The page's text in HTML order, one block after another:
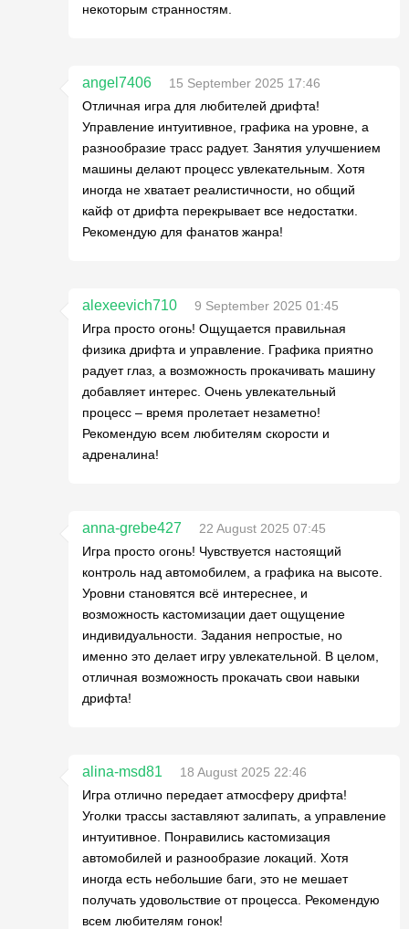
некоторым странностям.
angel7406
15 September 2025 17:46
Отличная игра для любителей дрифта!
Управление интуитивное, графика на уровне, а
разнообразие трасс радует. Занятия улучшением
машины делают процесс увлекательным. Хотя
иногда не хватает реалистичности, но общий
кайф от дрифта перекрывает все недостатки.
Рекомендую для фанатов жанра!
alexeevich710
9 September 2025 01:45
Игра просто огонь! Ощущается правильная
физика дрифта и управление. Графика приятно
радует глаз, а возможность прокачивать машину
добавляет интерес. Очень увлекательный
процесс – время пролетает незаметно!
Рекомендую всем любителям скорости и
адреналина!
anna-grebe427
22 August 2025 07:45
Игра просто огонь! Чувствуется настоящий
контроль над автомобилем, а графика на высоте.
Уровни становятся всё интереснее, и
возможность кастомизации дает ощущение
индивидуальности. Задания непростые, но
именно это делает игру увлекательной. В целом,
отличная возможность прокачать свои навыки
дрифта!
alina-msd81
18 August 2025 22:46
Игра отлично передает атмосферу дрифта!
Уголки трассы заставляют залипать, а управление
интуитивное. Понравились кастомизация
автомобилей и разнообразие локаций. Хотя
иногда есть небольшие баги, это не мешает
получать удовольствие от процесса. Рекомендую
всем любителям гонок!